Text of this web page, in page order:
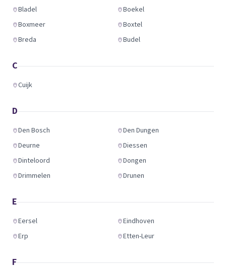
Bladel
Boekel
Boxmeer
Boxtel
Breda
Budel
C
Cuijk
D
Den Bosch
Den Dungen
Deurne
Diessen
Dinteloord
Dongen
Drimmelen
Drunen
E
Eersel
Eindhoven
Erp
Etten-Leur
F